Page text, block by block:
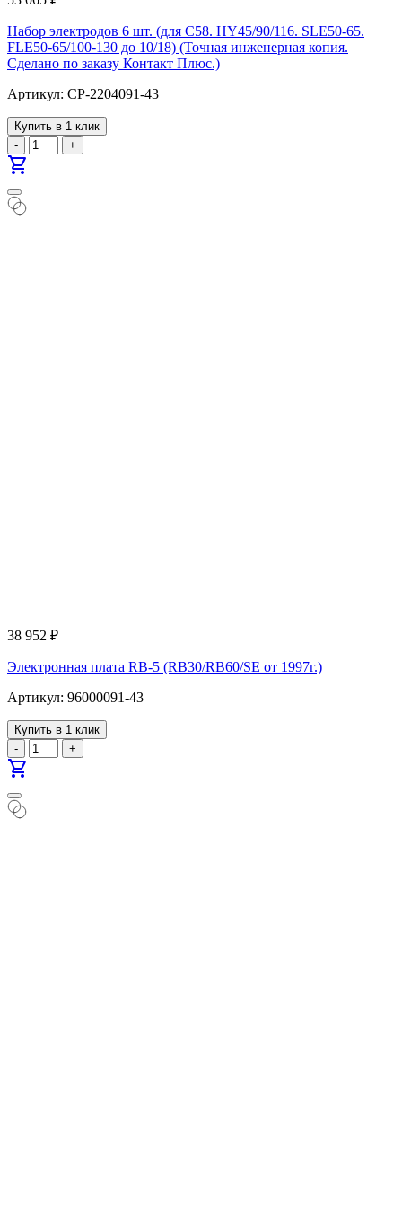
Набор электродов 6 шт. (для С58. HY45/90/116. SLE50-65.
FLE50-65/100-130 до 10/18) (Точная инженерная копия.
Cделано по заказу Контакт Плюс.)
Артикул: CP-2204091-43
Купить в 1 клик
-
+
shopping_cart
38 952 ₽
Электронная плата RB-5 (RB30/RB60/SE от 1997г.)
Артикул: 96000091-43
Купить в 1 клик
-
+
shopping_cart